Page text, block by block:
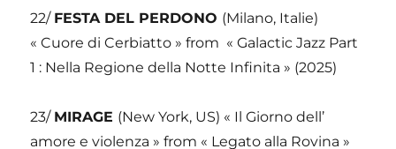
22/ FESTA DEL PERDONO (Milano, Italie)
« Cuore di Cerbiatto » from « Galactic Jazz Part
1 : Nella Regione della Notte Infinita » (2025)
23/ MIRAGE (New York, US) « Il Giorno dell’
amore e violenza » from « Legato alla Rovina »